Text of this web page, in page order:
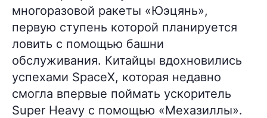
многоразовой ракеты «Юэцянь»,
первую ступень которой планируется
ловить с помощью башни
обслуживания. Китайцы вдохновились
успехами SpaceX, которая недавно
смогла впервые поймать ускоритель
Super Heavy с помощью «Мехазиллы».